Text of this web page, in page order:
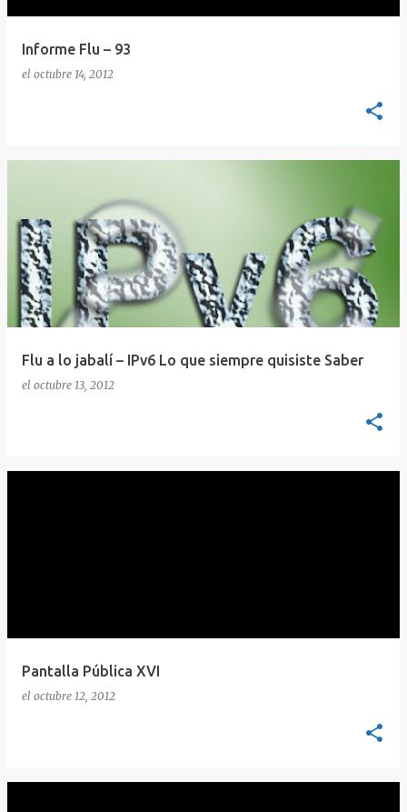
Informe Flu – 93
el octubre 14, 2012
Flu a lo jabalí – IPv6 Lo que siempre quisiste Saber
el octubre 13, 2012
Pantalla Pública XVI
el octubre 12, 2012